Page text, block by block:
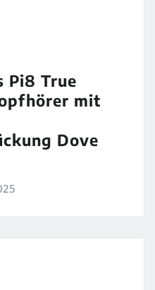
Pi8 True
mit
Dove